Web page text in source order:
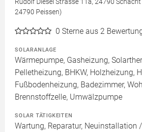
Rudolf Diesel Strasse 11a, 24790
24790 Peissen)
0 Sterne aus 2
SOLARANLAGE
Wärmepumpe, Gasheizung,
Pelletheizung, BHKW, Holzheizung,
Fußbodenheizung, Badezimmer,
Brennstoffzelle, Umwälzpumpe
SOLAR TÄTIGKEITEN
Wartung, Reparatur, Neuinstallation